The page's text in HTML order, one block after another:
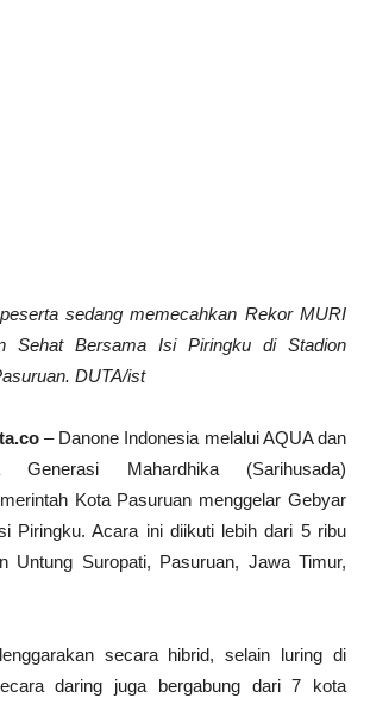
sedang memecahkan Rekor MURI
Sehat Bersama Isi Piringku di Stadion
DUTA/ist
– Danone Indonesia melalui AQUA dan
Generasi Mahardhika (Sarihusada)
Kota Pasuruan menggelar Gebyar
Piringku. Acara ini diikuti lebih dari 5 ribu
Untung Suropati, Pasuruan, Jawa Timur,
secara hibrid, selain luring di
daring juga bergabung dari 7 kota